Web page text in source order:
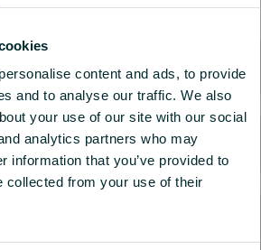
content and ads, to provide
and to analyse our traffic. We also
your use of our site with our social
analytics partners who may
information that you’ve provided to
collected from your use of their
mielellämme.
kysymykset